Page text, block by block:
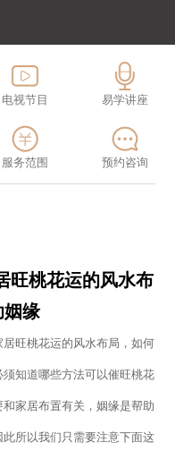
电视节目 易学讲座
服务范围 预约咨询
旺桃花运的风水布
姻缘
旺桃花运的风水布局，如何
知道哪些方法可以催旺桃花
家居布置有关，姻缘是帮助
所以我们只需要注意下面这